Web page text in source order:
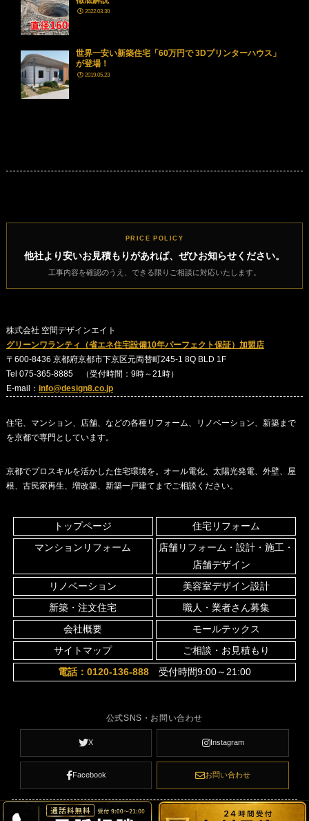
2022.03.30
世界一安い新築住宅「60万円で 3Dプリンターハウス」
が登場！
2019.05.23
PRICE POLICY
他社より安いお見積もりがあれば、ぜひお知らせください。
工事内容を確認のうえ、できる限りご相談に対応いたします。
株式会社 空間デザインエイト
グリーンワランティ（省エネ住宅設備10年パーフェクト保証）加盟店
〒600-8436 京都府京都市下京区元両替町245-1 8Q BLD 1F
Tel 075-365-8885 （受付時間：9時～21時）
E-mail： info@design8.co.jp
住宅、マンション、店舗、などの各種リフォーム、リノベーション、新築まで
を京都で専門としています。
京都でプロスキルを活かした住宅環境を。オール電化、太陽光発電、外壁、屋
根、古民家再生、増改築、新築一戸建てまでご相談ください。
トップページ
住宅リフォーム
マンションリフォーム
店舗リフォーム・設計・施工・
店舗デザイン
リノベーション
美容室デザイン設計
新築・注文住宅
職人・業者さん募集
会社概要
モールテックス
サイトマップ
ご相談・お見積もり
電話：0120-136-888受付時間9:00～21:00
公式SNS・お問い合わせ
X Instagram
Facebook お問い合わせ
© 京都 リフォーム Renove Network All Rights Reserved.
お気軽に無料相談してください